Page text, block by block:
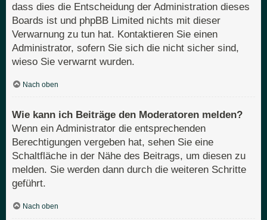
dass dies die Entscheidung der Administration dieses
Boards ist und phpBB Limited nichts mit dieser
Verwarnung zu tun hat. Kontaktieren Sie einen
Administrator, sofern Sie sich die nicht sicher sind,
wieso Sie verwarnt wurden.
Nach oben
Wie kann ich Beiträge den Moderatoren melden?
Wenn ein Administrator die entsprechenden
Berechtigungen vergeben hat, sehen Sie eine
Schaltfläche in der Nähe des Beitrags, um diesen zu
melden. Sie werden dann durch die weiteren Schritte
geführt.
Nach oben